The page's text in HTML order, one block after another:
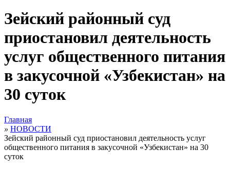
Зейский районный суд
приостановил деятельность
услуг общественного питания
в закусочной «Узбекистан» на
30 суток
Главная
» НОВОСТИ
Зейский районный суд приостановил деятельность услуг
общественного питания в закусочной «Узбекистан» на 30
суток